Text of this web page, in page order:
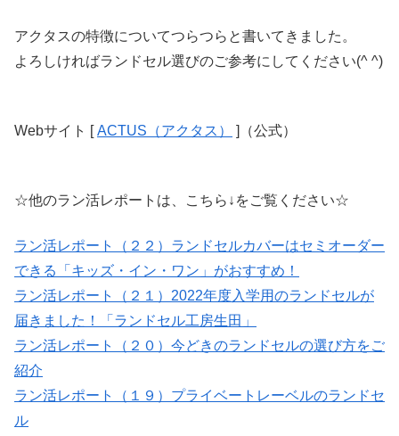
アクタスの特徴についてつらつらと書いてきました。
よろしければランドセル選びのご参考にしてください(^ ^)
Webサイト [ACTUS（アクタス） ]（公式）
☆他のラン活レポートは、こちら↓をご覧ください☆
ラン活レポート（２２）ランドセルカバーはセミオーダー
できる「キッズ・イン・ワン」がおすすめ！
ラン活レポート（２１）2022年度入学用のランドセルが
届きました！「ランドセル工房生田」
ラン活レポート（２０）今どきのランドセルの選び方をご
紹介
ラン活レポート（１９）プライベートレーベルのランドセ
ル